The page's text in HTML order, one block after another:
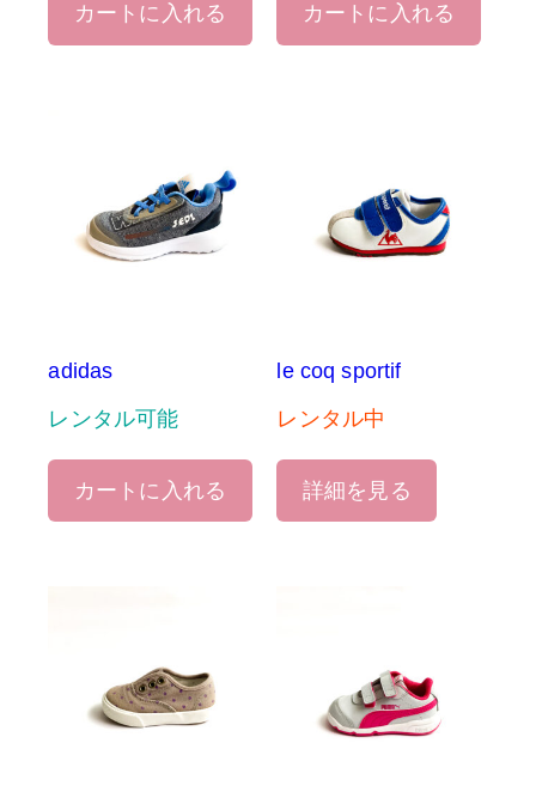
カートに入れる カートに入れる
adidas
レンタル可能
カートに入れる
le coq sportif
レンタル中
詳細を見る